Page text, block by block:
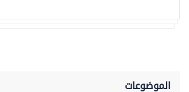
الموضوعات